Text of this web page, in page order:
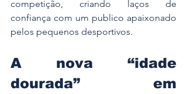
competição, criando laços de
confiança com um publico apaixonado
pelos pequenos desportivos.
A nova “idade
dourada” em